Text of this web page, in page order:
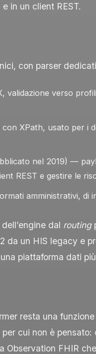
in un client REST.
con parser
validazione verso
XPath, usato per i
nel 2019) —
REST e gestire le
amministrativi, di
dal routing
da un HIS legacy e
piattaforma dati
resta una
cui non è pensato:
Observation FHIR